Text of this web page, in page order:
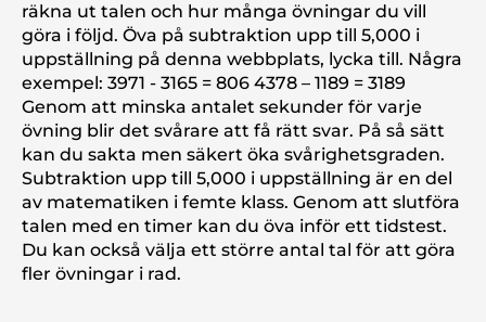
räkna ut talen och hur många övningar du vill
göra i följd. Öva på subtraktion upp till 5,000 i
uppställning på denna webbplats, lycka till. Några
exempel: 3971 - 3165 = 806 4378 – 1189 = 3189
Genom att minska antalet sekunder för varje
övning blir det svårare att få rätt svar. På så sätt
kan du sakta men säkert öka svårighetsgraden.
Subtraktion upp till 5,000 i uppställning är en del
av matematiken i femte klass. Genom att slutföra
talen med en timer kan du öva inför ett tidstest.
Du kan också välja ett större antal tal för att göra
fler övningar i rad.